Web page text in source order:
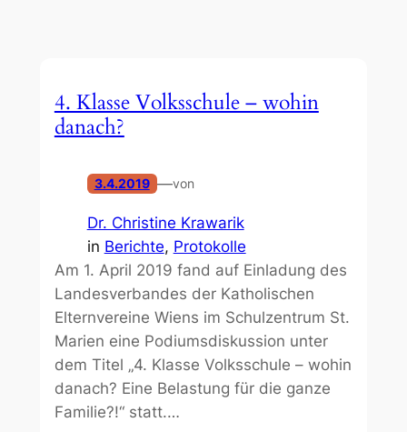
4. Klasse Volksschule – wohin
danach?
3.4.2019 —von
Dr. Christine Krawarik
in Berichte, Protokolle
Am 1. April 2019 fand auf Einladung des
Landesverbandes der Katholischen
Elternvereine Wiens im Schulzentrum St.
Marien eine Podiumsdiskussion unter
dem Titel „4. Klasse Volksschule – wohin
danach? Eine Belastung für die ganze
Familie?!“ statt.…